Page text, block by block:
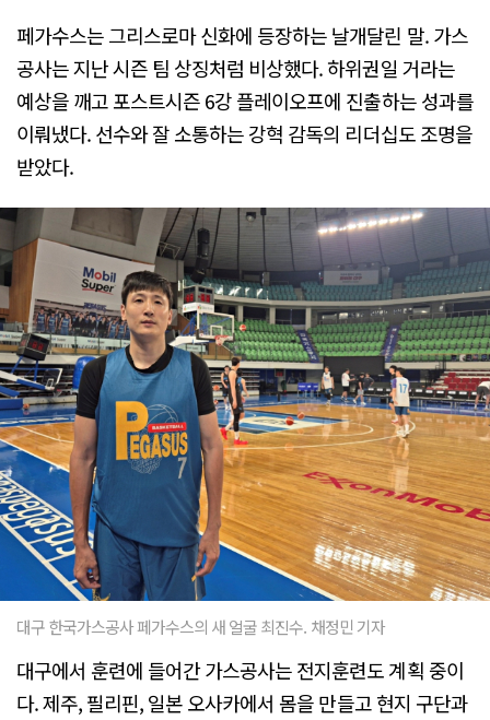
페가수스는 그리스로마 신화에 등장하는 날개달린 말. 가스
공사는 지난 시즌 팀 상징처럼 비상했다. 하위권일 거라는
예상을 깨고 포스트시즌 6강 플레이오프에 진출하는 성과를
이뤄냈다. 선수와 잘 소통하는 강혁 감독의 리더십도 조명을
받았다.
대구 한국가스공사 페가수스의 새 얼굴 최진수. 채정민 기자
대구에서 훈련에 들어간 가스공사는 전지훈련도 계획 중이
다. 제주, 필리핀, 일본 오사카에서 몸을 만들고 현지 구단과